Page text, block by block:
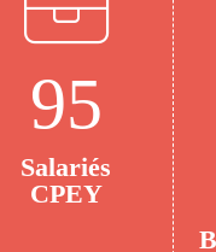
95
Salariés
CPEY